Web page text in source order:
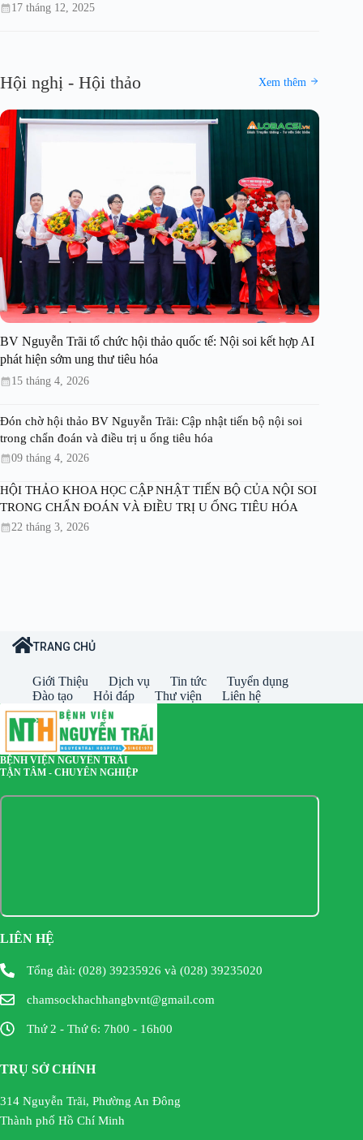
17 tháng 12, 2025
Hội nghị - Hội thảo Xem thêm
BV Nguyễn Trãi tổ chức hội thảo quốc tế: Nội soi kết hợp AI
phát hiện sớm ung thư tiêu hóa
15 tháng 4, 2026
Đón chờ hội thảo BV Nguyễn Trãi: Cập nhật tiến bộ nội soi
trong chẩn đoán và điều trị u ống tiêu hóa
09 tháng 4, 2026
HỘI THẢO KHOA HỌC CẬP NHẬT TIẾN BỘ CỦA NỘI SOI
TRONG CHẨN ĐOÁN VÀ ĐIỀU TRỊ U ỐNG TIÊU HÓA
22 tháng 3, 2026
TRANG CHỦ
Giới Thiệu Dịch vụ Tin tức
Tuyển dụng
Đào tạo
Hỏi đáp Thư viện Liên hệ
BỆNH VIỆN NGUYỄN TRÃI
TẬN TÂM - CHUYÊN NGHIỆP
LIÊN HỆ
Tổng đài: (028) 39235926 và (028) 39235020
chamsockhachhangbvnt@gmail.com
Thứ 2 - Thứ 6: 7h00 - 16h00
TRỤ SỞ CHÍNH
314 Nguyễn Trãi, Phường An Đông
Thành phố Hồ Chí Minh